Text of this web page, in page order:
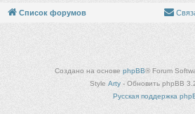
Список форумов
Создано на основе phpBB® Forum
Style Arty - Обновить phpBB
Русская поддержка